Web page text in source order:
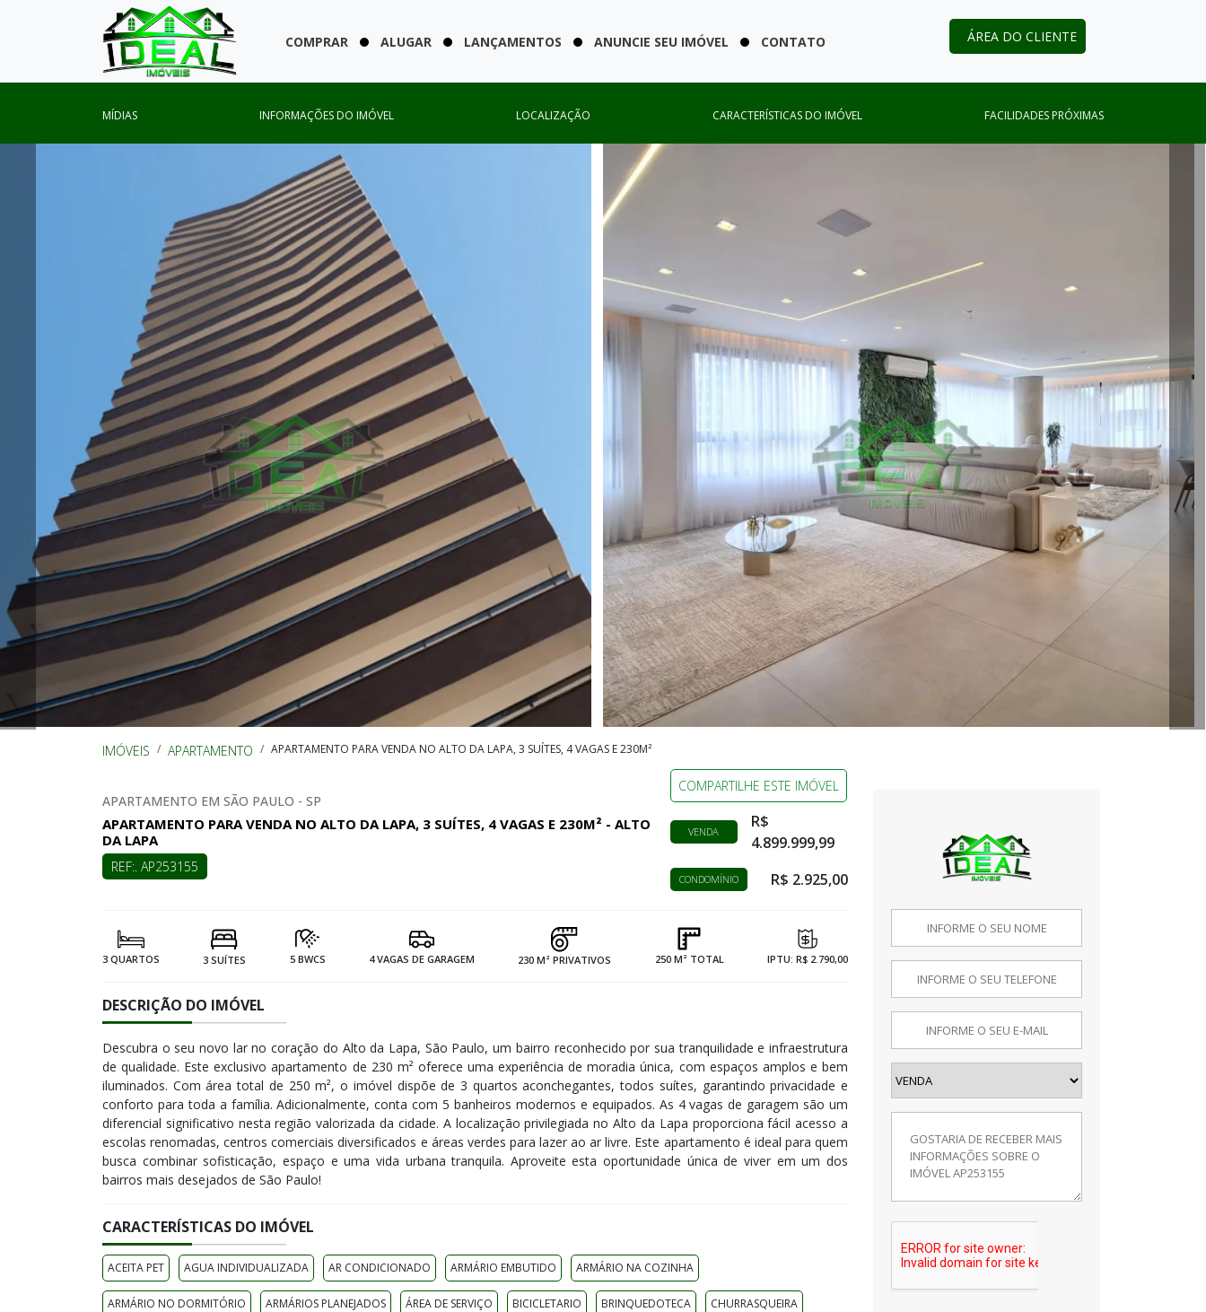
COMPRAR ALUGAR LANÇAMENTOS ANUNCIE SEU IMÓVEL CONTATO ÁREA DO CLIENTE
MÍDIAS INFORMAÇÕES DO IMÓVEL LOCALIZAÇÃO CARACTERÍSTICAS DO IMÓVEL FACILIDADES PRÓXIMAS
IMÓVEIS APARTAMENTO APARTAMENTO PARA VENDA NO ALTO DA LAPA, 3 SUÍTES, 4 VAGAS E 230M²
APARTAMENTO EM SÃO PAULO - SP
APARTAMENTO PARA VENDA NO ALTO DA LAPA, 3 SUÍTES, 4 VAGAS E 230M² - ALTO
DA LAPA
REF:. AP253155
COMPARTILHE ESTE IMÓVEL
VENDA
R$
4.899.999,99
CONDOMÍNIO R$ 2.925,00
3 QUARTOS 3 SUÍTES 5 BWCS 4 VAGAS DE GARAGEM 230 M² PRIVATIVOS 250 M² TOTAL IPTU: R$ 2.790,00
DESCRIÇÃO DO IMÓVEL
Descubra o seu novo lar no coração do Alto da Lapa, São Paulo, um bairro reconhecido por sua tranquilidade e infraestrutura
de qualidade. Este exclusivo apartamento de 230 m² oferece uma experiência de moradia única, com espaços amplos e bem
iluminados. Com área total de 250 m², o imóvel dispõe de 3 quartos aconchegantes, todos suítes, garantindo privacidade e
conforto para toda a família. Adicionalmente, conta com 5 banheiros modernos e equipados. As 4 vagas de garagem são um
diferencial significativo nesta região valorizada da cidade. A localização privilegiada no Alto da Lapa proporciona fácil acesso a
escolas renomadas, centros comerciais diversificados e áreas verdes para lazer ao ar livre. Este apartamento é ideal para quem
busca combinar sofisticação, espaço e uma vida urbana tranquila. Aproveite esta oportunidade única de viver em um dos
bairros mais desejados de São Paulo!
CARACTERÍSTICAS DO IMÓVEL
ACEITA PET AGUA INDIVIDUALIZADA AR CONDICIONADO ARMÁRIO EMBUTIDO ARMÁRIO NA COZINHA
ARMÁRIO NO DORMITÓRIO ARMÁRIOS PLANEJADOS ÁREA DE SERVIÇO BICICLETARIO BRINQUEDOTECA CHURRASQUEIRA